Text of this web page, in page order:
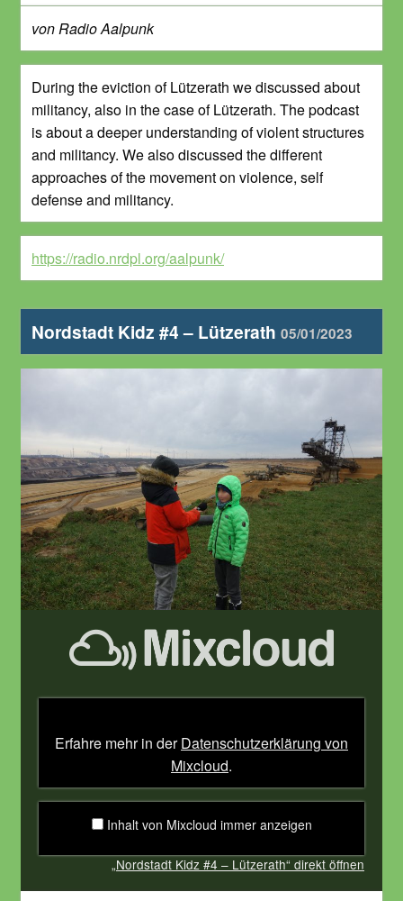
von Radio Aalpunk
During the eviction of Lützerath we discussed about
militancy, also in the case of Lützerath. The podcast
is about a deeper understanding of violent structures
and militancy. We also discussed the different
approaches of the movement on violence, self
defense and militancy.
https://radio.nrdpl.org/aalpunk/
Nordstadt Kidz #4 – Lützerath 05/01/2023
„Nordstadt
Mixcloud
Erfahre mehr in derDatenschutzerklärung von
Mixcloud.
Inhalt von Mixcloud immer anzeigen
„Nordstadt Kidz #4 – Lützerath“ direkt öffnen